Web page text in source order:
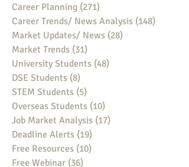
Career Planning (271)
Career Trends/ News Analysis (148)
Market Updates/ News (28)
Market Trends (31)
University Students (48)
DSE Students (8)
STEM Students (5)
Overseas Students (10)
Job Market Analysis (17)
Deadline Alerts (19)
Free Resources (10)
Free Webinar (36)